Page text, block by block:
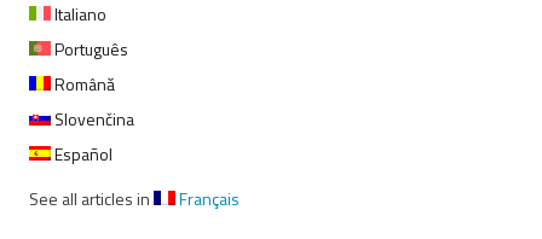
Italiano
Português
Română
Slovenčina
Español
See all articles in
Français